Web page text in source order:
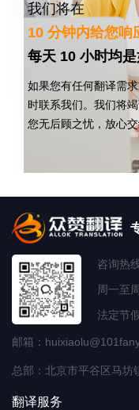
我们将在
10 分钟内给您响
每天 10 小时均
如果您有任何翻译需
时联系我们。我们将
您无后顾之忧，放心交
咨询热
周一至
法定节
邮箱：
总部：北京市平谷区马
翻译服务